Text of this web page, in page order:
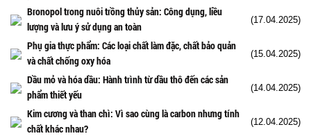
Bronopol trong nuôi trồng thủy sản: Công dụng, liều
lượng và lưu ý sử dụng an toàn
(17.04.2025)
Phụ gia thực phẩm: Các loại chất làm đặc, chất bảo quản
và chất chống oxy hóa
(15.04.2025)
Dầu mỏ và hóa dầu: Hành trình từ dầu thô đến các sản
phẩm thiết yếu
(14.04.2025)
Kim cương và than chì: Vì sao cùng là carbon nhưng tính
chất khác nhau?
(12.04.2025)